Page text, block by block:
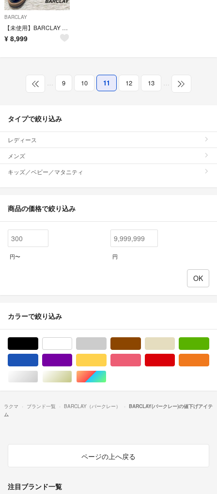
BARCLAY
【未使用】BARCLAY レザーシューズ 本革 エナメル 黒 23.5
¥ 8,999
… 9 10 11 12 13 …
タイプで絞り込み
レディース
メンズ
キッズ／ベビー／マタニティ
商品の価格で絞り込み
円〜 円
カラーで絞り込み
シルバー/銀色系ゴールド/金色系マルチカラー
ラクマ ブランド一覧 BARCLAY（バークレー）
BARCLAY(バークレー)の値下げアイテ
ム
ページの上へ戻る
注目ブランド一覧